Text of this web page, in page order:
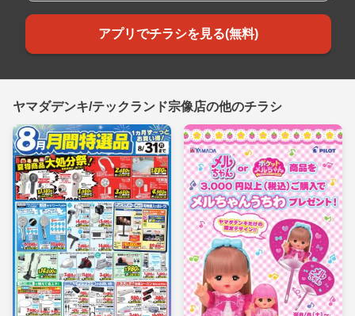
アプリでチラシを見る(無料)
ヤマダデンキ/テックランド宗像店の他のチラシ